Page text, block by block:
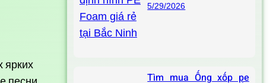
ярких
5/29/2026
Tìm mua Ống xốp pe